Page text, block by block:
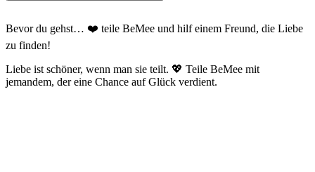
Bevor du gehst… ❤️ teile BeMee und hilf einem Freund, die Liebe
zu finden!
Liebe ist schöner, wenn man sie teilt. 💖 Teile BeMee mit
jemandem, der eine Chance auf Glück verdient.